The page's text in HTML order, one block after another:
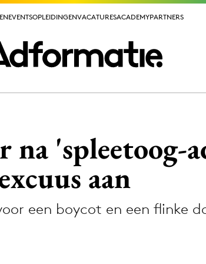
EVENTSOPLEIDINGENVACATURESACADEMYPARTNERS
EVENTSOPLEIDINGENVACATURESACADEMYPARTNERS
Media
na 'spleetoog-
aan
een boycot en een flinke